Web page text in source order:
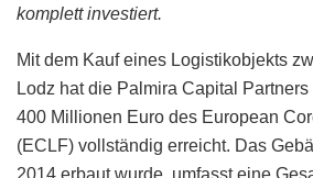
komplett investiert.
Mit dem Kauf eines Logistikobjekts
Lodz hat die Palmira Capital
400 Millionen Euro des European
(ECLF) vollständig erreicht. Das
2014 erbaut wurde, umfasst eine